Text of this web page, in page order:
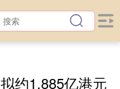
约1.885亿港元